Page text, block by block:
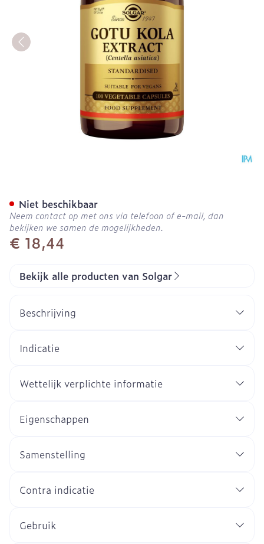
€ 18,44
Niet beschikbaar
Neem contact op met ons via telefoon of e-mail, dan
bekijken we samen de mogelijkheden.
Bekijk alle producten van Solgar
Beschrijving
Indicatie
Wettelijk verplichte informatie
Eigenschappen
Samenstelling
Contra indicatie
Gebruik